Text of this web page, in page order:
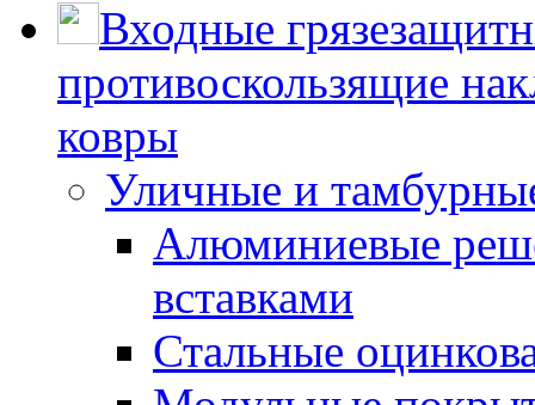
Входные
противоскользящие
ковры
Уличные и
Алюминиевые
вставками
Стальные